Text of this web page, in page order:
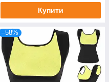
Купити
–58%